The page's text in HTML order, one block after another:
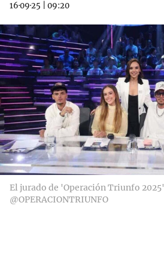
16·09·25 09:20
El jurado de 'Operación Triunfo 2025'
@OPERACIONTRIUNFO